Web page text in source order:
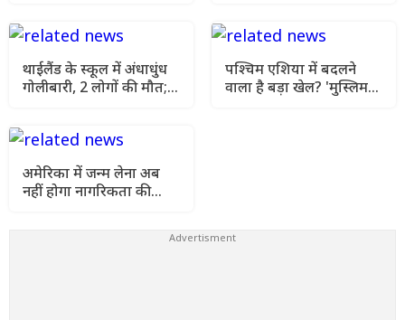
थाईलैंड के स्कूल में अंधाधुंध
गोलीबारी, 2 लोगों की मौत;
पश्चिम एशिया में बदलने
वाला है बड़ा खेल? 'मुस्लिम
अमेरिका में जन्म लेना अब
नहीं होगा नागरिकता की